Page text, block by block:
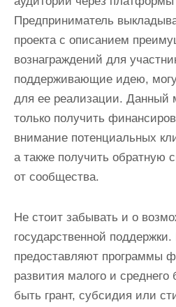
Предприниматель
проекта с описанием
вознаграждений для
поддерживающие идею,
для ее реализации. Данный
только получить
внимание потенциальных
а также получить обратную
от сообщества.
Не стоит забывать и о
государственной
предоставляют программы
развития малого и
быть грант, субсидия или